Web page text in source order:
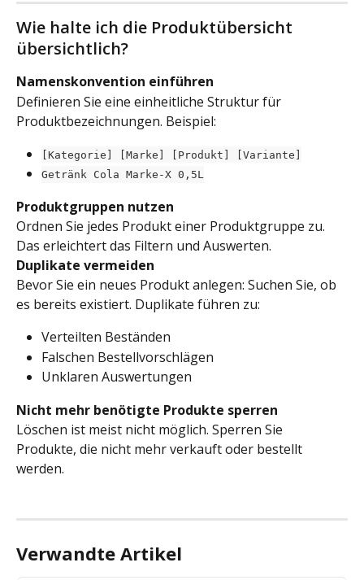
Wie halte ich die Produktübersicht
übersichtlich?
Namenskonvention einführen
Definieren Sie eine einheitliche Struktur für
Produktbezeichnungen. Beispiel:
[Kategorie] [Marke] [Produkt] [Variante]
Getränk Cola Marke-X 0,5L
Produktgruppen nutzen
Ordnen Sie jedes Produkt einer Produktgruppe zu.
Das erleichtert das Filtern und Auswerten.
Duplikate vermeiden
Bevor Sie ein neues Produkt anlegen: Suchen Sie, ob
es bereits existiert. Duplikate führen zu:
Verteilten Beständen
Falschen Bestellvorschlägen
Unklaren Auswertungen
Nicht mehr benötigte Produkte sperren
Löschen ist meist nicht möglich. Sperren Sie
Produkte, die nicht mehr verkauft oder bestellt
werden.
Verwandte Artikel